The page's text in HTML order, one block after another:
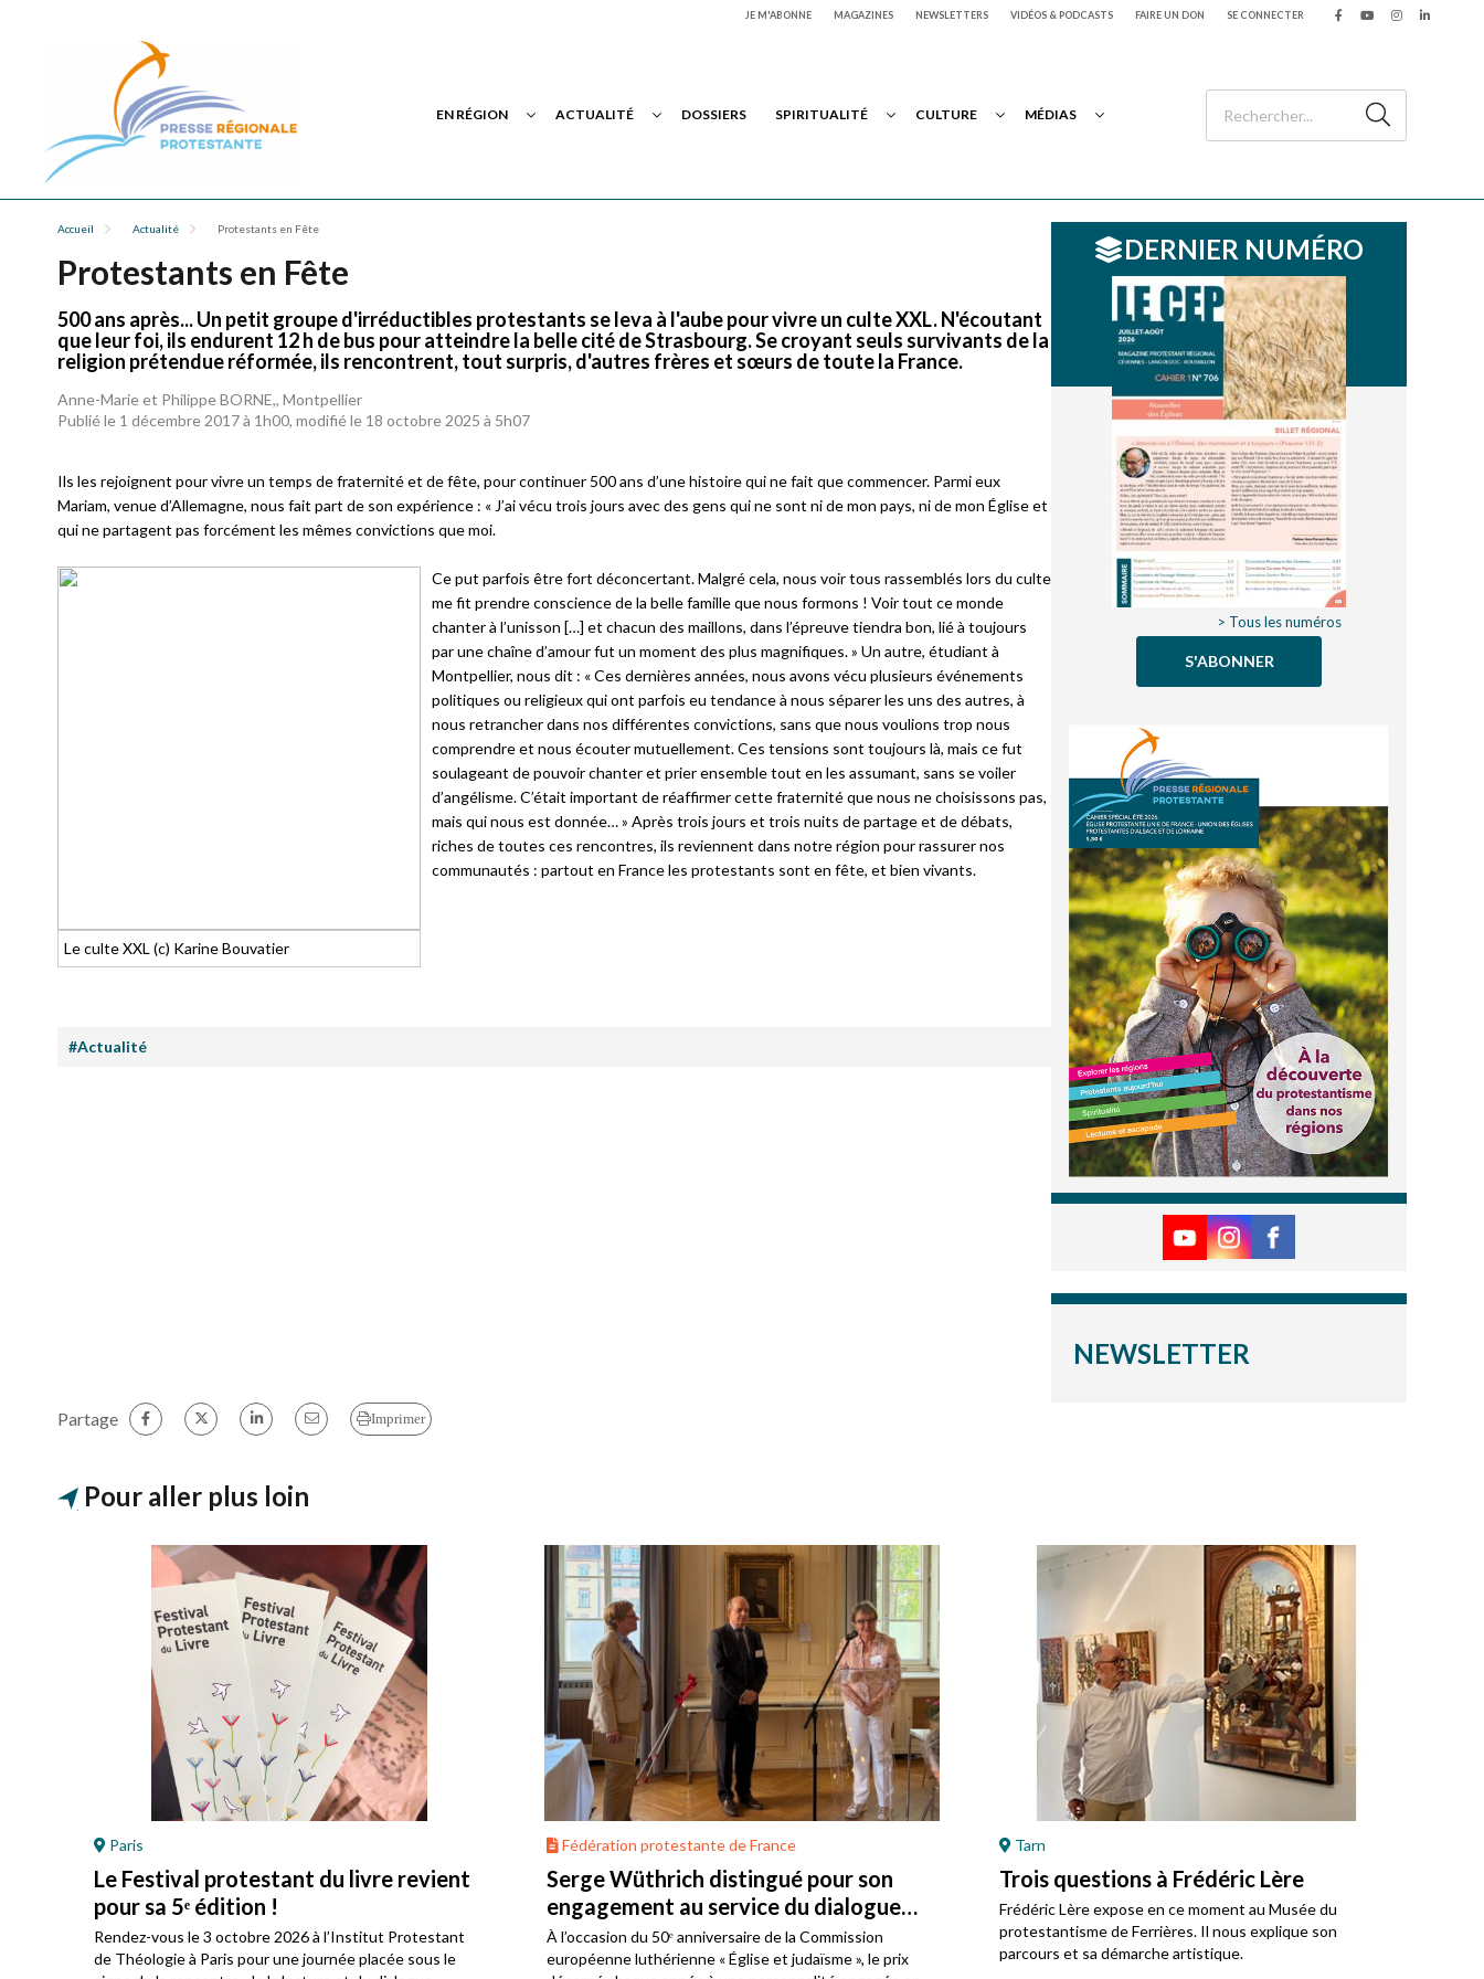
JE M'ABONNE MAGAZINES NEWSLETTERS VIDÉOS & PODCASTS FAIRE UN DON SE CONNECTER
EN RÉGION ACTUALITÉ DOSSIERS SPIRITUALITÉ CULTURE MÉDIAS
Accueil Actualité Protestants en Fête
Protestants en Fête
500 ans après... Un petit groupe d'irréductibles protestants se leva à l'aube pour vivre un culte XXL. N'écoutant
que leur foi, ils endurent 12 h de bus pour atteindre la belle cité de Strasbourg. Se croyant seuls survivants de la
religion prétendue réformée, ils rencontrent, tout surpris, d'autres frères et sœurs de toute la France.
Anne-Marie et Philippe BORNE,, Montpellier
Publié le 1 décembre 2017 à 1h00, modifié le 18 octobre 2025 à 5h07
Ils les rejoignent pour vivre un temps de fraternité et de fête, pour continuer 500 ans d’une histoire qui ne fait que commencer. Parmi eux
Mariam, venue d’Allemagne, nous fait part de son expérience : « J’ai vécu trois jours avec des gens qui ne sont ni de mon pays, ni de mon Église et
qui ne partagent pas forcément les mêmes convictions que moi.
Le culte XXL (c) Karine Bouvatier
Ce put parfois être fort déconcertant. Malgré cela, nous voir tous rassemblés lors du culte
me fit prendre conscience de la belle famille que nous formons ! Voir tout ce monde
chanter à l’unisson […] et chacun des maillons, dans l’épreuve tiendra bon, lié à toujours
par une chaîne d’amour fut un moment des plus magnifiques. » Un autre, étudiant à
Montpellier, nous dit : « Ces dernières années, nous avons vécu plusieurs événements
politiques ou religieux qui ont parfois eu tendance à nous séparer les uns des autres, à
nous retrancher dans nos différentes convictions, sans que nous voulions trop nous
comprendre et nous écouter mutuellement. Ces tensions sont toujours là, mais ce fut
soulageant de pouvoir chanter et prier ensemble tout en les assumant, sans se voiler
d’angélisme. C’était important de réaffirmer cette fraternité que nous ne choisissons pas,
mais qui nous est donnée… » Après trois jours et trois nuits de partage et de débats,
riches de toutes ces rencontres, ils reviennent dans notre région pour rassurer nos
communautés : partout en France les protestants sont en fête, et bien vivants.
#Actualité
DERNIER NUMÉRO
> Tous les numéros
S'ABONNER
NEWSLETTER
Partage Imprimer
Pour aller plus loin
Paris
Le Festival protestant du livre revient
pour sa 5ᵉ édition !
Rendez-vous le 3 octobre 2026 à l’Institut Protestant
de Théologie à Paris pour une journée placée sous le
Fédération protestante de France
Serge Wüthrich distingué pour son
engagement au service du dialogue
judéo-chrétien
À l’occasion du 50ᵉ anniversaire de la Commission
européenne luthérienne « Église et judaïsme », le prix
Tarn
Trois questions à Frédéric Lère
Frédéric Lère expose en ce moment au Musée du
protestantisme de Ferrières. Il nous explique son
parcours et sa démarche artistique.